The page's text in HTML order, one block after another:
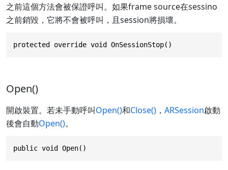
之前這個方法會被保證呼叫。如果frame source在sessino
之前銷毀，它將不會被呼叫，且session將損壞。
protected override void OnSessionStop()
Open()
開啟裝置。若未手動呼叫Open()和Close() ， ARSession啟動
後會自動Open()。
public void Open()